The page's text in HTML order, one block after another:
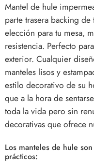
Mantel de hule
parte trasera backing
elección para tu mesa,
resistencia. Perfecto
exterior. Cualquier
manteles lisos y
estilo decorativo de su
que a la hora de
toda la vida pero sin
decorativas que ofrece
Los manteles de hule
prácticos: